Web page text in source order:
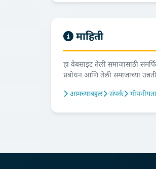
माहिती
हा वेबसाइट तेली समाजासाठी
प्रबोधन आणि तेली समाजाच्या
आमच्याबद्दल
संपर्क